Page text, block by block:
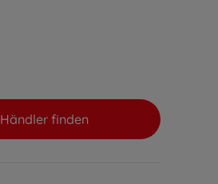
Händler finden